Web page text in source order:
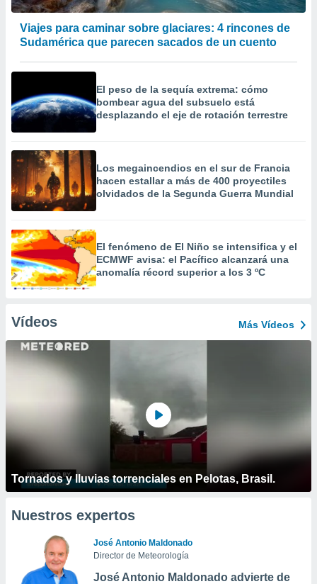
Viajes para caminar sobre glaciares: 4 rincones de
Sudamérica que parecen sacados de un cuento
El peso de la sequía extrema: cómo
bombear agua del subsuelo está
desplazando el eje de rotación terrestre
Los megaincendios en el sur de Francia
hacen estallar a más de 400 proyectiles
olvidados de la Segunda Guerra Mundial
El fenómeno de El Niño se intensifica y el
ECMWF avisa: el Pacífico alcanzará una
anomalía récord superior a los 3 ºC
Vídeos Más Vídeos
Tornados y lluvias torrenciales en Pelotas, Brasil.
Nuestros expertos
José Antonio Maldonado
Director de Meteorología
José Antonio Maldonado advierte de